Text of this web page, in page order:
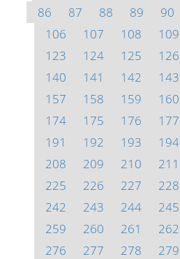
86
87 88 89 90
106
107 108 109
123
124 125 126
140
141 142 143
157
158 159 160
174
175 176 177
191
192 193 194
208
209 210 211
225
226 227 228
242
243 244 245
259
260 261 262
276
277 278 279